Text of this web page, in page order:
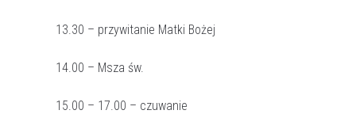
13.30 – przywitanie Matki Bożej
14.00 – Msza św.
15.00 – 17.00 – czuwanie